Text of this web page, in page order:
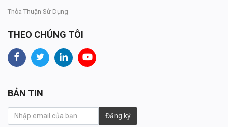
Thỏa Thuận Sử Dụng
THEO CHÚNG TÔI
BẢN TIN
Đăng ký